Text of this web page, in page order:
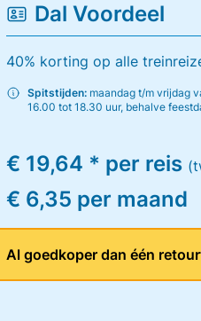
Dal Voordeel
40% korting op alle
Spitstijden: maandag t/m vrijdag
16.00 tot 18.30 uur, behalve
€ 19,64 * per reis
€ 6,35 per maand
Al goedkoper dan één